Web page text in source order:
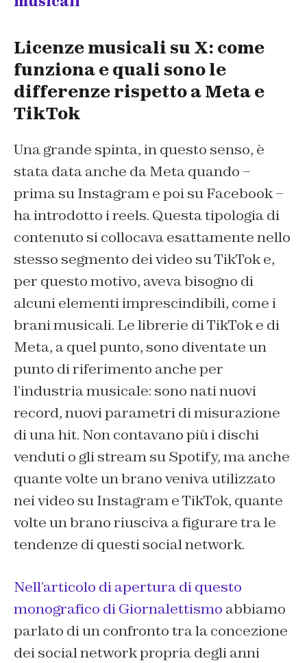
Licenze musicali su X: come
funziona e quali sono le
differenze rispetto a Meta e
TikTok
Una grande spinta, in questo senso, è
stata data anche da Meta quando –
prima su Instagram e poi su Facebook –
ha introdotto i reels. Questa tipologia di
contenuto si collocava esattamente nello
stesso segmento dei video su TikTok e,
per questo motivo, aveva bisogno di
alcuni elementi imprescindibili, come i
brani musicali. Le librerie di TikTok e di
Meta, a quel punto, sono diventate un
punto di riferimento anche per
l’industria musicale: sono nati nuovi
record, nuovi parametri di misurazione
di una hit. Non contavano più i dischi
venduti o gli stream su Spotify, ma anche
quante volte un brano veniva utilizzato
nei video su Instagram e TikTok, quante
volte un brano riusciva a figurare tra le
tendenze di questi social network.
Nell’articolo di apertura di questo
monografico di Giornalettismo abbiamo
parlato di un confronto tra la concezione
dei social network propria degli anni